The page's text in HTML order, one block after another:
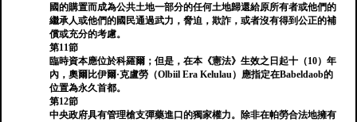
國的購置而成為公共土地一部分的任何土地歸還給原所有者或他們的
繼承人或他們的國民通過武力，脅迫，欺詐，或者沒有得到公正的補
償或充分的考慮。
第11節
臨時資本應位於科羅爾；但是，在本《憲法》生效之日起十（10）年
內，奧爾比伊爾·克盧勞（Olbiil Era Kelulau）應指定在Babeldaob的
位置為永久首都。
第12節
中央政府具有管理槍支彈藥進口的獨家權力。除非在帕勞合法地擁有